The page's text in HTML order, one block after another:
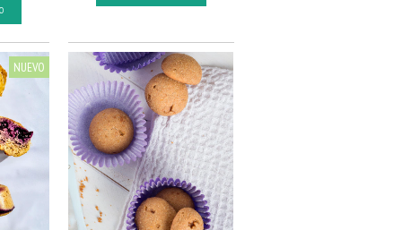
NUEVO